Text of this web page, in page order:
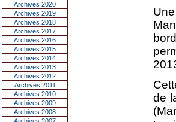
Archives 2020
Archives 2019
Archives 2018
Archives 2017
Archives 2016
Archives 2015
Archives 2014
Archives 2013
Archives 2012
Archives 2011
Archives 2010
Archives 2009
Archives 2008
de